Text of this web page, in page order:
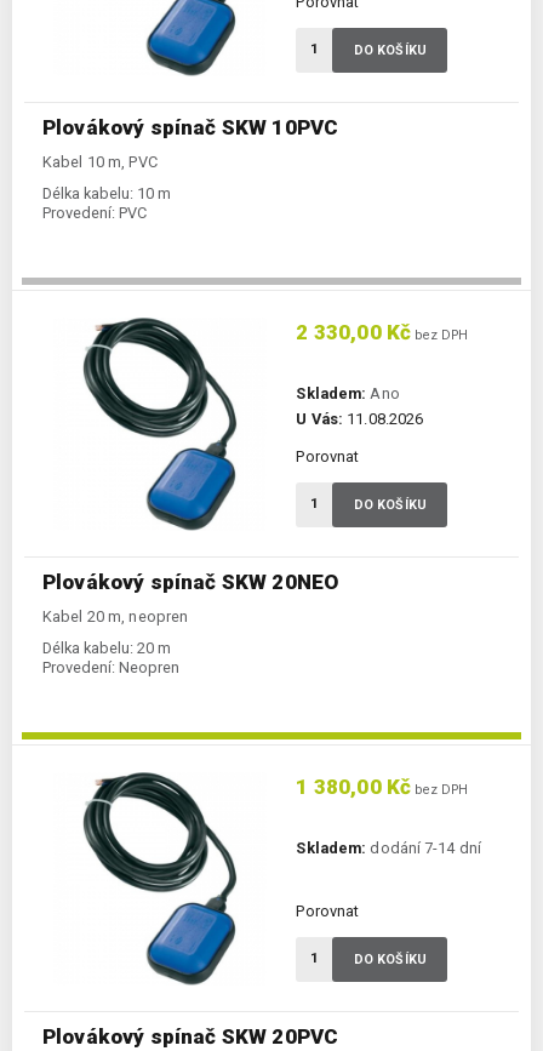
Plovákový spínač SKW 10PVC
Kabel 10 m, PVC
Délka kabelu: 10 m
Provedení: PVC
DO KOŠÍKU
Plovákový spínač SKW 20NEO
Kabel 20 m, neopren
Délka kabelu: 20 m
Provedení: Neopren
2 330,00 Kč bez DPH
Skladem: Ano
U Vás: 11.08.2026
Porovnat
DO KOŠÍKU
Plovákový spínač SKW 20PVC
1 380,00 Kč bez DPH
Skladem: dodání 7-14 dní
Porovnat
DO KOŠÍKU